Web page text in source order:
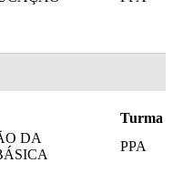
Turma
DA
PPA